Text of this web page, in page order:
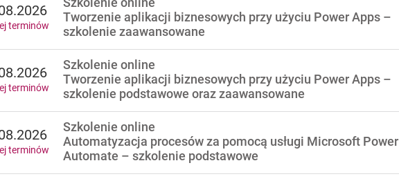
Tworzenie aplikacji biznesowych przy użyciu Power Apps –
szkolenie zaawansowane
terminów
Szkolenie online
Tworzenie aplikacji biznesowych przy użyciu Power Apps –
szkolenie podstawowe oraz zaawansowane
terminów
Szkolenie online
Automatyzacja procesów za pomocą usługi Microsoft Power
Automate – szkolenie podstawowe
terminów